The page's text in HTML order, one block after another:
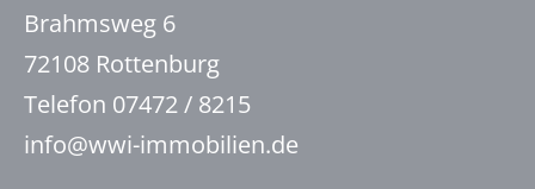
Brahmsweg 6
72108 Rottenburg
Telefon 07472 / 8215
info@wwi-immobilien.de